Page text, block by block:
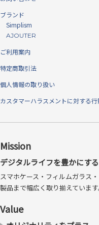
見た目の比較 左：クリスタル
射防止）
日本メーカー
ス採用
強化ガラスで圧倒的な実績を
使用し、高い強度と品質で安
ブランド
Simplism
AJOUTER
ご利用案内
特定商取引法
個人情報の取り扱い
カスタマーハラスメントに対する
Mission
デジタルライフを豊かにする
スマホケース・フィルムガラス
製品まで幅広く取り揃えています
Value